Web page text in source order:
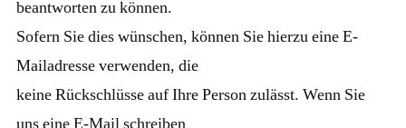
beantworten zu können.
Sofern Sie dies wünschen, können Sie hierzu eine E-
Mailadresse verwenden, die
keine Rückschlüsse auf Ihre Person zulässt. Wenn Sie